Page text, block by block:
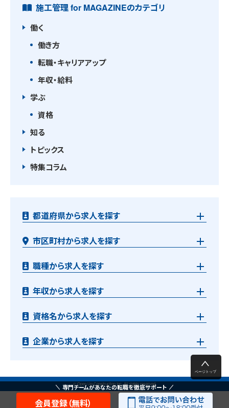
施工管理 for MAGAZINEのカテゴリ
働く
働き方
転職・キャリアアップ
年収・給料
学ぶ
資格
知る
トピックス
特集コラム
都道府県から求人を探す
市区町村から求人を探す
職種から求人を探す
年収から求人を探す
資格名から求人を探す
企業から求人を探す
© Open Up Construction Inc. All rights reserved.
専門チームがあなたの転職を徹底サポート
会員登録（無料）